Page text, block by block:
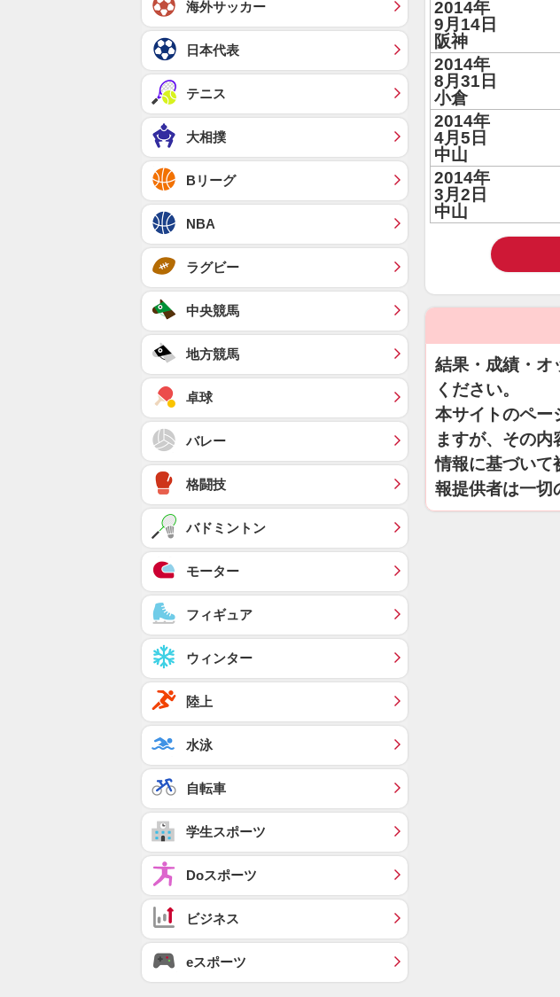
2014年
9月14日
阪神
2014年
8月31日
小倉
2014年
4月5日
中山
2014年
3月2日
中山
結果・成績・オ
ください。
本サイトのペー
ますが、その
情報に基づいて
報提供者は一切
海外サッカー
日本代表
テニス
大相撲
Bリーグ
NBA
ラグビー
中央競馬
地方競馬
卓球
バレー
格闘技
バドミントン
モーター
フィギュア
ウィンター
陸上
水泳
自転車
学生スポーツ
Doスポーツ
ビジネス
eスポーツ